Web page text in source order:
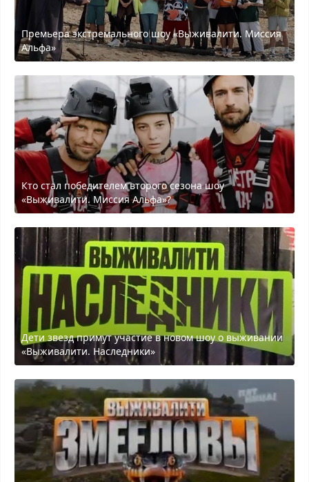
Премьера экстремального шоу «Выживалити. Миссия
Альфа»
Кто стал победителем второго сезона шоу
«Выживалити. Миссия Альфа»?
Дети звезд примут участие в новом шоу о выживании
«Выживалити. Наследники»